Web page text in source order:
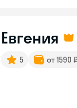
Евгения
5 от 1590